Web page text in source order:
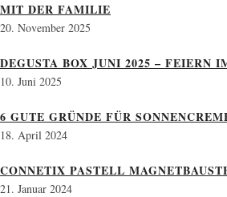
MIT DER FAMILIE
20. November 2025
DEGUSTA BOX JUNI 2025 – FEIERN
10. Juni 2025
6 GUTE GRÜNDE FÜR
18. April 2024
CONNETIX PASTELL
21. Januar 2024